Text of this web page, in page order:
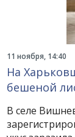
11 ноября, 14:40
На
бешеной
В селе